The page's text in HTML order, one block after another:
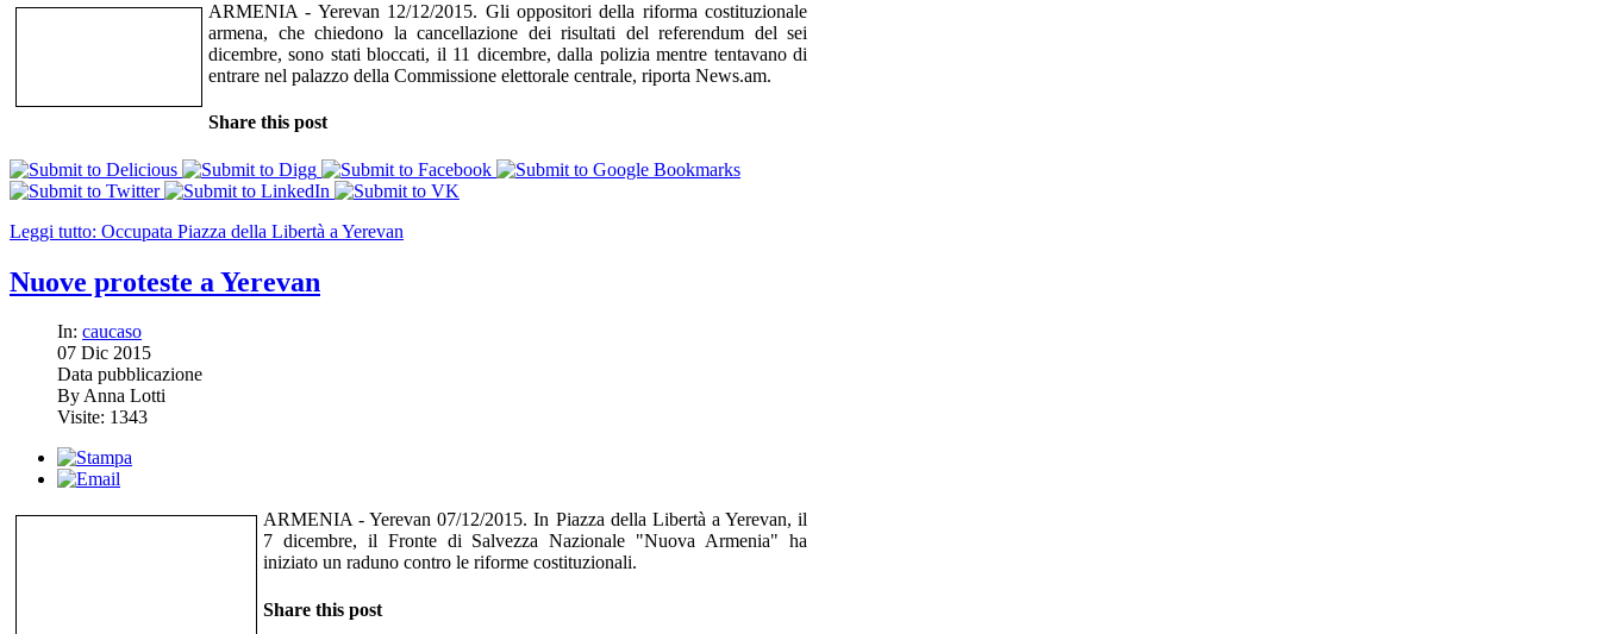
ARMENIA - Yerevan 12/12/2015. Gli oppositori della riforma costituzionale
armena, che chiedono la cancellazione dei risultati del referendum del sei
dicembre, sono stati bloccati, il 11 dicembre, dalla polizia mentre tentavano di
entrare nel palazzo della Commissione elettorale centrale, riporta News.am.
Share this post
Leggi tutto: Occupata Piazza della Libertà a Yerevan
Nuove proteste a Yerevan
In: caucaso
07 Dic 2015
Data pubblicazione
By Anna Lotti
Visite: 1343
ARMENIA - Yerevan 07/12/2015. In Piazza della Libertà a Yerevan, il
7 dicembre, il Fronte di Salvezza Nazionale "Nuova Armenia" ha
iniziato un raduno contro le riforme costituzionali.
Share this post